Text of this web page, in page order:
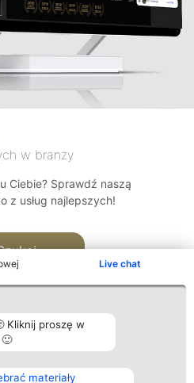
Live chat
Kliknij proszę w
materiały
w branży
Ciebie? Sprawdź naszą
z usług najlepszych!
Kontakt
Kontakt